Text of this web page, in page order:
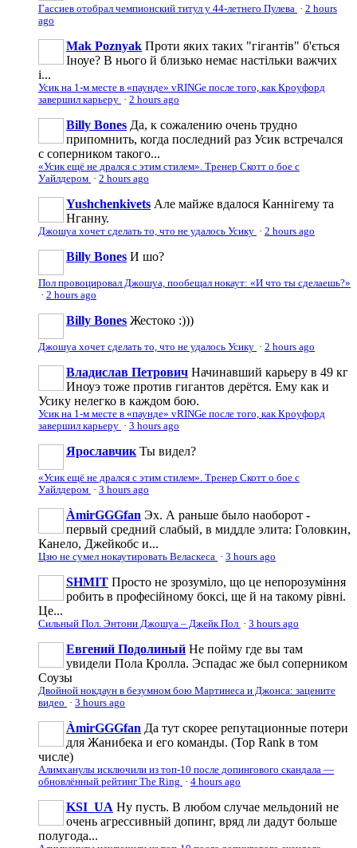
Гассиев отобрал чемпионский титул у 44-летнего Пулева · 2 hours
ago
Mak Poznyak Проти яких таких "гігантів" б'ється
Іноуе? В нього й близько немає настільки важчих
і...
Усик на 1-м месте в «паунде» vRINGe после того, как Кроуфорд
завершил карьеру · 2 hours ago
Billy Bones Да, к сожалению очень трудно
припомнить, когда последний раз Усик встречался
с соперником такого...
«Усик ещё не дрался с этим стилем». Тренер Скотт о бое с
Уайлдером · 2 hours ago
Yushchenkivets Але майже вдалося Каннігему та
Нганну.
Джошуа хочет сделать то, что не удалось Усику · 2 hours ago
Billy Bones И шо?
Пол провоцировал Джошуа, пообещал нокаут: «И что ты сделаешь?»
· 2 hours ago
Billy Bones Жестоко :)))
Джошуа хочет сделать то, что не удалось Усику · 2 hours ago
Владислав Петрович Начинавший карьеру в 49 кг
Иноуэ тоже против гигантов дерётся. Ему как и
Усику нелегко в каждом бою.
Усик на 1-м месте в «паунде» vRINGe после того, как Кроуфорд
завершил карьеру · 3 hours ago
Ярославчик Ты видел?
«Усик ещё не дрался с этим стилем». Тренер Скотт о бое с
Уайлдером · 3 hours ago
ÀmirGGGfan Эх. А раньше было наоборот -
первый средний слабый, в миддле элита: Головкин,
Канело, Джейкобс и...
Цзю не сумел нокаутировать Веласкеса · 3 hours ago
SHMIT Просто не зрозуміло, що це непорозуміння
робить в професійному боксі, ще й на такому рівні.
Це...
Сильный Пол. Энтони Джошуа – Джейк Пол · 3 hours ago
Евгений Подолиный Не пойму где вы там
увидели Пола Кролла. Эспадас же был соперником
Соузы
Двойной нокдаун в безумном бою Мартинеса и Джонса: зацените
видео · 3 hours ago
ÀmirGGGfan Да тут скорее репутационные потери
для Жанибека и его команды. (Top Rank в том
числе)
Алимханулы исключили из топ-10 после допингового скандала —
обновлённый рейтинг The Ring · 4 hours ago
KSI_UA Ну пусть. В любом случае мельдоний не
очень агрессивньій допинг, вряд ли дадут больше
полугода...